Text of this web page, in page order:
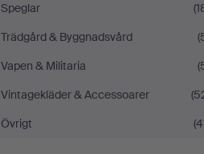
Speglar
Trädgård & Byggnadsvård
Vapen & Militaria
Vintagekläder & Accessoarer
Övrigt